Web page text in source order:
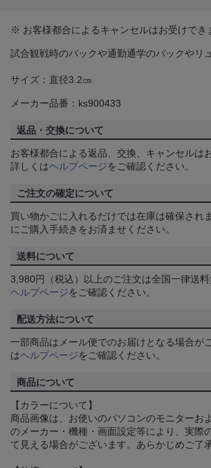
※ お客様都合によるキャンセルはお受けでき
試合観戦時のバックや通勤通学のバックやリ
サイズ：直径3.2㎝
メーカー品番：ks900433
返品・交換について
お客様都合による返品、交換、キャンセルは
詳しくはヘルプページをご確認ください。
ご注文の確定について
買い物かごに入れるだけでは在庫は確保され
にご購入手続きをお済ませください。
送料について
3,980円（税込）以上のご注文は全国一律送
ヘルプページをご確認ください。
配送方法について
一部商品はメール便でのお届けとなる場合が
はヘルプページをご確認ください。
商品について
【カラーについて】
商品画像は、お使いのパソコンのモニターお
のメーカー・機種・画面設定等により、実際
て見える場合がございます。あらかじめご了